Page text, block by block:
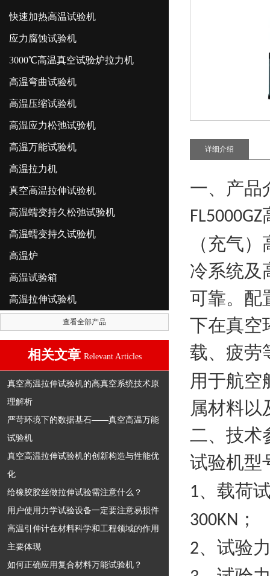
快速加热高温试验机
应力腐蚀试验机
3000℃高温真空试验炉拉力机
高温弯曲试验机
高温压缩试验机
高温应力松弛试验机
高温万能试验机
高温拉力机
真空高温拉伸试验机
高温蠕变持久松弛试验机
高温蠕变持久试验机
高温炉
高温试验箱
高温拉伸试验机
查看全部产品
相关文章 Relevant Articles
真空高温拉伸试验机的高真空系统技术原
理解析
严苛环境下的数据基石——真空高温万能
试验机
真空高温拉伸试验机的创新构造与性能优
化
给橡胶胶丝做拉伸试验需注意什么？
用户使用力学试验设备一定要注意易损件
高温引伸计在材料科学和工程领域的作用
主要体现
如何正确应用复合材料万能试验机？
详细介绍
一、产品
FL5000GZ
（充气
冷系统及
可靠。配
下在真空
载、疲劳
用于航空
属材料以
二、技术
试验机型
1、载荷
300KN ；
2、试验